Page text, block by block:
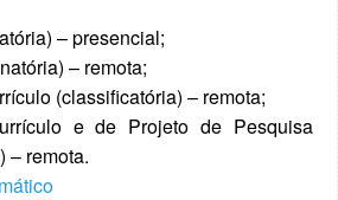
– presencial;
– remota;
(classificatória) – remota;
e de Projeto de Pesquisa
– remota.